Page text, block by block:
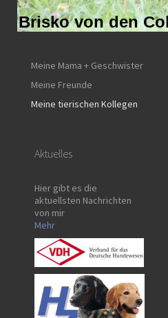
Brisko von den
Meine Mama + Geschwister
Meine Freunde
Meine tierischen Kollegen
Aktuelles
Hier gibt es die
aktuellsten Nachrichten
von mir
Mehr